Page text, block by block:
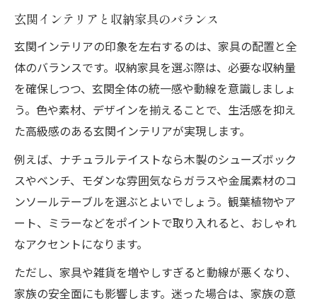
玄関インテリアと収納家具のバランス
玄関インテリアの印象を左右するのは、家具の配置と全
体のバランスです。収納家具を選ぶ際は、必要な収納量
を確保しつつ、玄関全体の統一感や動線を意識しましょ
う。色や素材、デザインを揃えることで、生活感を抑え
た高級感のある玄関インテリアが実現します。
例えば、ナチュラルテイストなら木製のシューズボック
スやベンチ、モダンな雰囲気ならガラスや金属素材のコ
ンソールテーブルを選ぶとよいでしょう。観葉植物やア
ート、ミラーなどをポイントで取り入れると、おしゃれ
なアクセントになります。
ただし、家具や雑貨を増やしすぎると動線が悪くなり、
家族の安全面にも影響します。迷った場合は、家族の意